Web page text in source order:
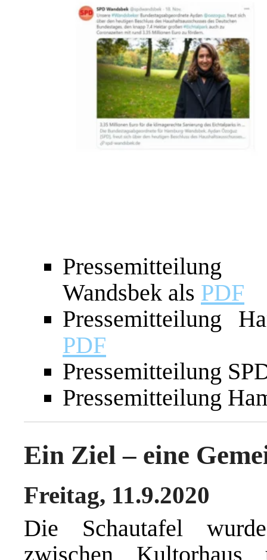
Wandsbek als PDF
Pressemitteilung
PDF
Pressemitteilung
Pressemitteilung
Ein Ziel – eine
Freitag, 11.9.2020
Die Schautafel
zwischen